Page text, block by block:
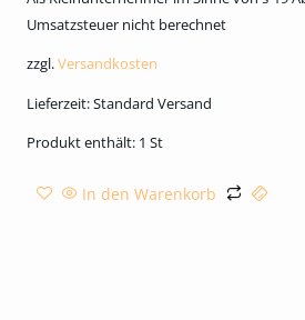
Umsatzsteuer nicht berechnet
zzgl.Versandkosten
Lieferzeit:Standard Versand
Produkt enthält: 1 St
In den Warenkorb